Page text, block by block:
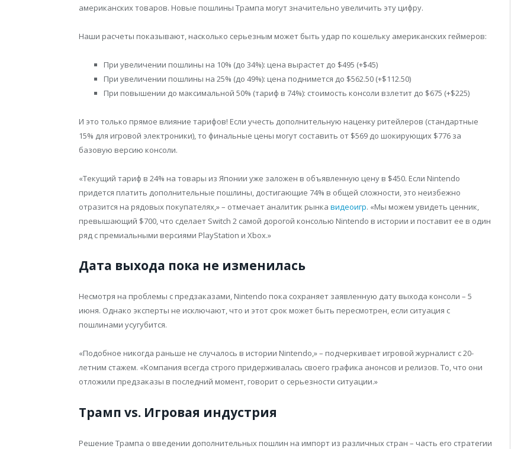
американских товаров. Новые пошлины Трампа могут значительно увеличить эту цифру.
Наши расчеты показывают, насколько серьезным может быть удар по кошельку американских геймеров:
При увеличении пошлины на 10% (до 34%): цена вырастет до $495 (+$45)
При увеличении пошлины на 25% (до 49%): цена поднимется до $562.50 (+$112.50)
При повышении до максимальной 50% (тариф в 74%): стоимость консоли взлетит до $675 (+$225)
И это только прямое влияние тарифов! Если учесть дополнительную наценку ритейлеров (стандартные
15% для игровой электроники), то финальные цены могут составить от $569 до шокирующих $776 за
базовую версию консоли.
«Текущий тариф в 24% на товары из Японии уже заложен в объявленную цену в $450. Если Nintendo
придется платить дополнительные пошлины, достигающие 74% в общей сложности, это неизбежно
отразится на рядовых покупателях,» – отмечает аналитик рынка видеоигр. «Мы можем увидеть ценник,
превышающий $700, что сделает Switch 2 самой дорогой консолью Nintendo в истории и поставит ее в один
ряд с премиальными версиями PlayStation и Xbox.»
Дата выхода пока не изменилась
Несмотря на проблемы с предзаказами, Nintendo пока сохраняет заявленную дату выхода консоли – 5
июня. Однако эксперты не исключают, что и этот срок может быть пересмотрен, если ситуация с
пошлинами усугубится.
«Подобное никогда раньше не случалось в истории Nintendo,» – подчеркивает игровой журналист с 20-
летним стажем. «Компания всегда строго придерживалась своего графика анонсов и релизов. То, что они
отложили предзаказы в последний момент, говорит о серьезности ситуации.»
Трамп vs. Игровая индустрия
Решение Трампа о введении дополнительных пошлин на импорт из различных стран – часть его стратегии